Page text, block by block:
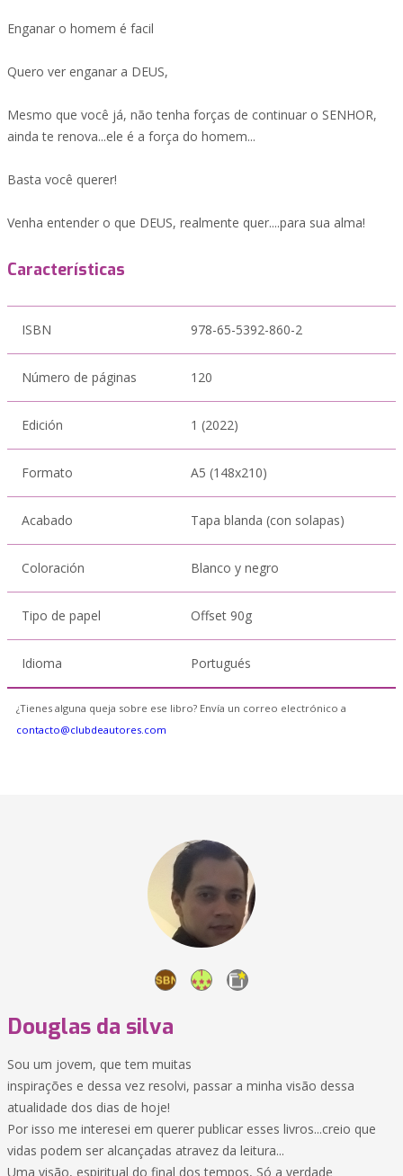
Enganar o homem é facil
Quero ver enganar a DEUS,
Mesmo que você já, não tenha forças de continuar o SENHOR,
ainda te renova...ele é a força do homem...
Basta você querer!
Venha entender o que DEUS, realmente quer....para sua alma!
Características
ISBN 978-65-5392-860-2
Número de páginas 120
Edición 1 (2022)
Formato A5 (148x210)
Acabado Tapa blanda (con solapas)
Coloración Blanco y negro
Tipo de papel Offset 90g
Idioma Portugués
¿Tienes alguna queja sobre ese libro? Envía un correo electrónico a
contacto@clubdeautores.com
Douglas da silva
Sou um jovem, que tem muitas
inspirações e dessa vez resolvi, passar a minha visão dessa
atualidade dos dias de hoje!
Por isso me interesei em querer publicar esses livros...creio que
vidas podem ser alcançadas atravez da leitura...
Uma visão, espiritual do final dos tempos, Só a verdade